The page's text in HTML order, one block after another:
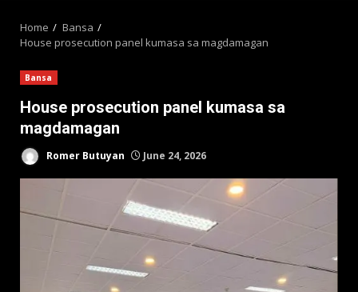
Home
Bansa
House prosecution panel kumasa sa magdamagan
Bansa
House prosecution panel kumasa sa
magdamagan
Romer Butuyan June 24, 2026